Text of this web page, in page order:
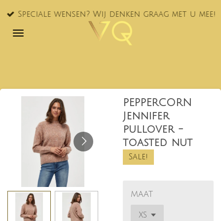
Ga
naar
Speciale wensen? Wij denken graag met u mee!
PEPPERCORN
Jennifer
pullover -
toasted nut
Sale!
MAAT